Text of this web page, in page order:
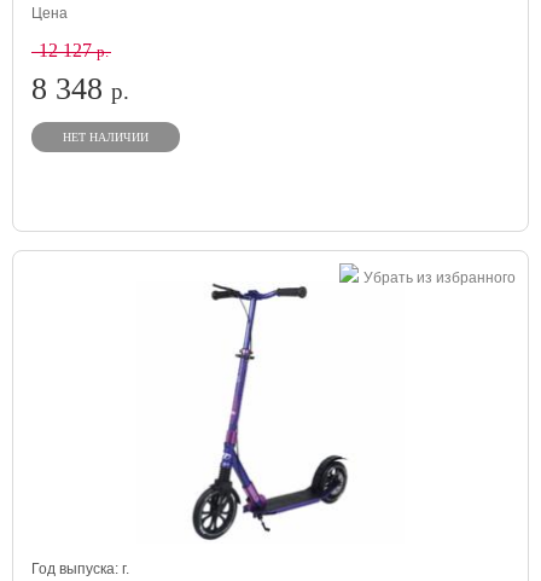
Цена
12 127р.
8 348 р.
НЕТ НАЛИЧИИ
Убрать из избранного
Год выпуска: г.